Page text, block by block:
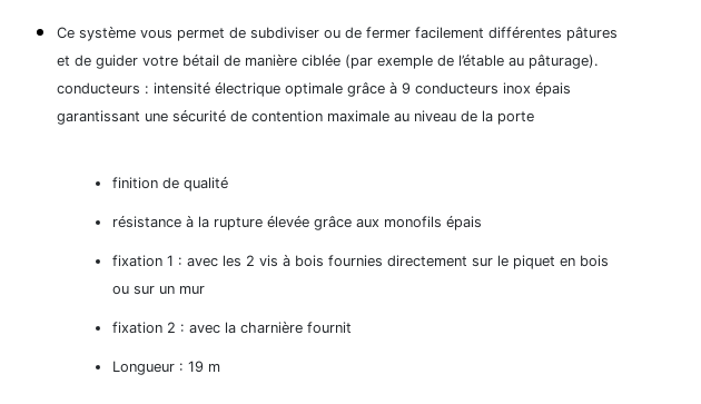
Ce système vous permet de subdiviser ou de fermer facilement différentes pâtures
et de guider votre bétail de manière ciblée (par exemple de l’étable au pâturage).
conducteurs : intensité électrique optimale grâce à 9 conducteurs inox épais
garantissant une sécurité de contention maximale au niveau de la porte
finition de qualité
résistance à la rupture élevée grâce aux monofils épais
fixation 1 : avec les 2 vis à bois fournies directement sur le piquet en bois
ou sur un mur
fixation 2 : avec la charnière fournit
Longueur : 19 m